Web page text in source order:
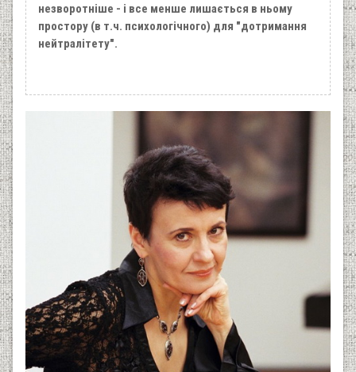
незворотніше - і все менше лишається в ньому
простору (в т.ч. психологічного) для "дотримання
нейтралітету".